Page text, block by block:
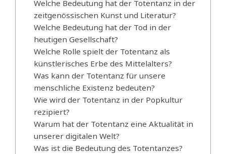
Welche Bedeutung hat der Totentanz in der
zeitgenössischen Kunst und Literatur?
Welche Bedeutung hat der Tod in der
heutigen Gesellschaft?
Welche Rolle spielt der Totentanz als
künstlerisches Erbe des Mittelalters?
Was kann der Totentanz für unsere
menschliche Existenz bedeuten?
Wie wird der Totentanz in der Popkultur
rezipiert?
Warum hat der Totentanz eine Aktualität in
unserer digitalen Welt?
Was ist die Bedeutung des Totentanzes?